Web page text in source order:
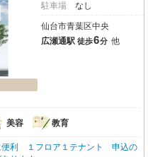
駐車場
なし
仙台市青葉区中央
広瀬通駅 徒歩6分 他
美容 教育
便利 １フロア１テナント 申込の